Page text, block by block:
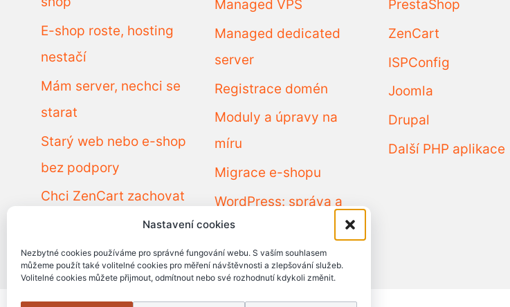
Nastavení cookies
Nezbytné cookies používáme pro správné fungování webu. S vaším souhlasem
můžeme použít také volitelné cookies pro měření návštěvnosti a zlepšování služeb.
Volitelné cookies můžete přijmout, odmítnout nebo své rozhodnutí kdykoli změnit.
E-shop roste, hosting
nestačí
Mám server, nechci se
starat
Starý web nebo e-shop
bez podpory
Chci ZenCart zachovat
Potřebuji ZenCart
opravit
Managed VPS
Managed dedicated
server
Registrace domén
Moduly a úpravy na
míru
Migrace e-shopu
WordPress: správa a
dohled
PrestaShop
ZenCart
ISPConfig
Joomla
Drupal
Další PHP aplikace